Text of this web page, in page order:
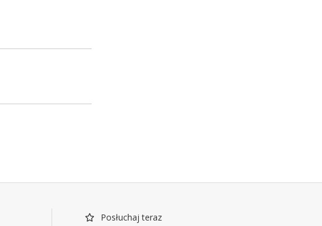
Posłuchaj teraz